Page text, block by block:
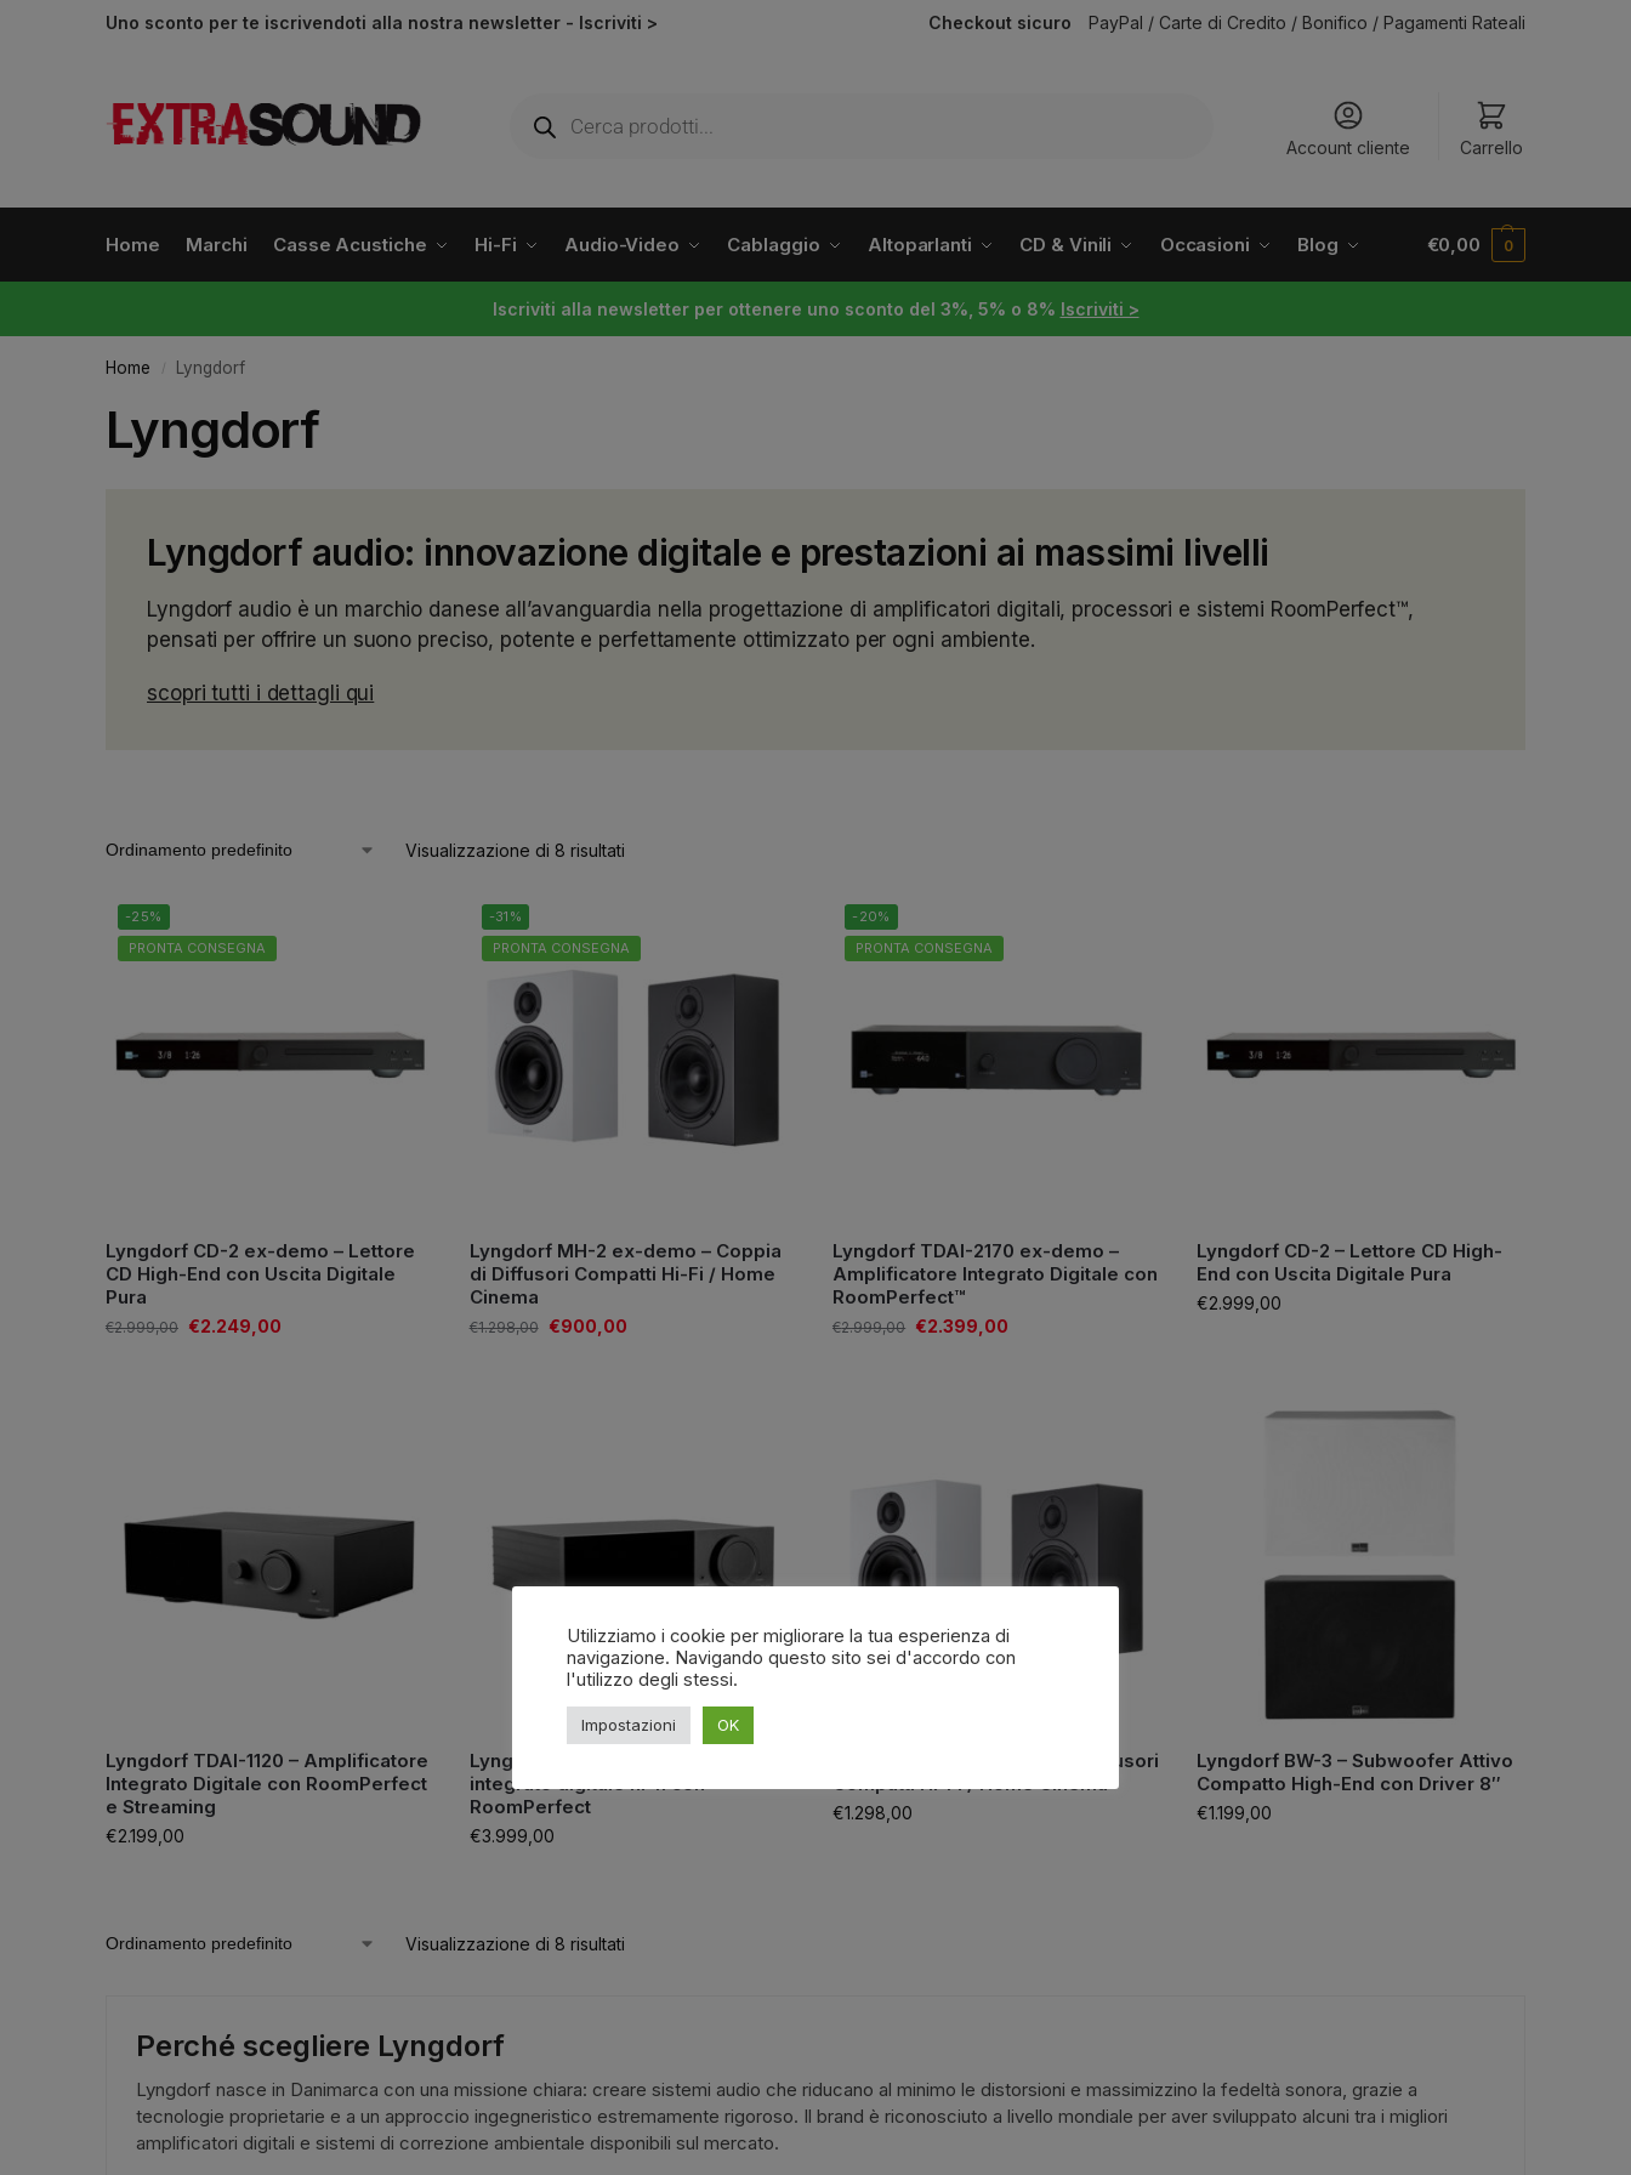
Uno sconto per te iscrivendoti alla nostra newsletter - Iscriviti > Checkout sicuro PayPal / Carte di Credito / Bonifico / Pagamenti Rateali
Account cliente Carrello
Home Marchi Casse Acustiche Hi-Fi Audio-Video Cablaggio Altoparlanti CD & Vinili Occasioni Blog €0,00 0
Iscriviti alla newsletter per ottenere uno sconto del 3%, 5% o 8% Iscriviti >
Home / Lyngdorf
Lyngdorf
Lyngdorf audio: innovazione digitale e prestazioni ai massimi livelli
Lyngdorf audio è un marchio danese all’avanguardia nella progettazione di amplificatori digitali, processori e sistemi RoomPerfect™,
pensati per offrire un suono preciso, potente e perfettamente ottimizzato per ogni ambiente.
scopri tutti i dettagli qui
Visualizzazione di 8 risultati
-25%
PRONTA CONSEGNA
Lyngdorf CD-2 ex-demo – Lettore
CD High-End con Uscita Digitale
Pura
€2.999,00 €2.249,00
-31%
PRONTA CONSEGNA
Lyngdorf MH-2 ex-demo – Coppia
di Diffusori Compatti Hi-Fi / Home
Cinema
€1.298,00 €900,00
-20%
PRONTA CONSEGNA
Lyngdorf TDAI-2170 ex-demo –
Amplificatore Integrato Digitale con
RoomPerfect™
€2.999,00 €2.399,00
Lyngdorf CD-2 – Lettore CD High-
End con Uscita Digitale Pura
€2.999,00
Lyngdorf TDAI-1120 – Amplificatore
Integrato Digitale con RoomPerfect
e Streaming
€2.199,00
Lyngdorf TDAI-2210 – amplificatore
integrato digitale hi-fi con
RoomPerfect
€3.999,00
Lyngdorf MH-2 – Coppia di Diffusori
€1.298,00
Lyngdorf BW-3 – Subwoofer Attivo
Compatto High-End con Driver 8″
€1.199,00
Visualizzazione di 8 risultati
Perché scegliere Lyngdorf
Lyngdorf nasce in Danimarca con una missione chiara: creare sistemi audio che riducano al minimo le distorsioni e massimizzino la fedeltà sonora, grazie a
tecnologie proprietarie e a un approccio ingegneristico estremamente rigoroso. Il brand è riconosciuto a livello mondiale per aver sviluppato alcuni tra i migliori
amplificatori digitali e sistemi di correzione ambientale disponibili sul mercato.
Utilizziamo i cookie per migliorare la tua esperienza di
navigazione. Navigando questo sito sei d'accordo con
l'utilizzo degli stessi.
Impostazioni OK